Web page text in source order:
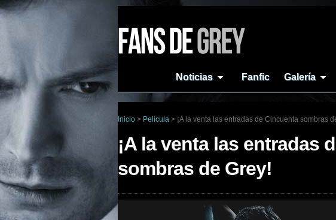
Noticias Fanfic Galería
Inicio > Película > ¡A la venta las entradas de Cincuenta sombras
¡A la venta las entradas
sombras de Grey!